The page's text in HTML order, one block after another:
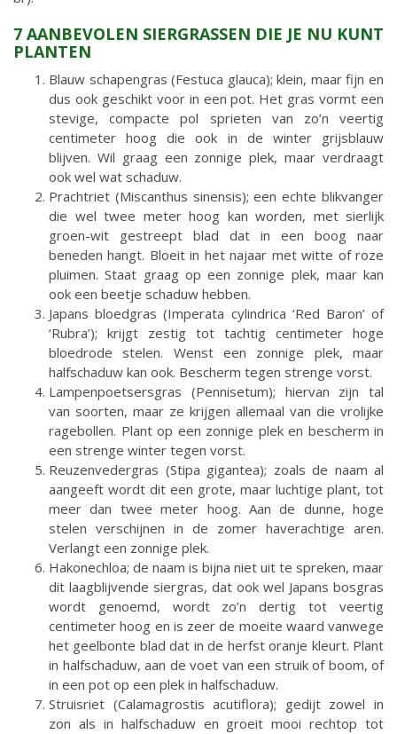
7 AANBEVOLEN SIERGRASSEN DIE JE NU KUNT
PLANTEN
Blauw schapengras (Festuca glauca); klein, maar fijn en
dus ook geschikt voor in een pot. Het gras vormt een
stevige, compacte pol sprieten van zo’n veertig
centimeter hoog die ook in de winter grijsblauw
blijven. Wil graag een zonnige plek, maar verdraagt
ook wel wat schaduw.
Prachtriet (Miscanthus sinensis); een echte blikvanger
die wel twee meter hoog kan worden, met sierlijk
groen-wit gestreept blad dat in een boog naar
beneden hangt. Bloeit in het najaar met witte of roze
pluimen. Staat graag op een zonnige plek, maar kan
ook een beetje schaduw hebben.
Japans bloedgras (Imperata cylindrica ‘Red Baron’ of
‘Rubra’); krijgt zestig tot tachtig centimeter hoge
bloedrode stelen. Wenst een zonnige plek, maar
halfschaduw kan ook. Bescherm tegen strenge vorst.
Lampenpoetsersgras (Pennisetum); hiervan zijn tal
van soorten, maar ze krijgen allemaal van die vrolijke
ragebollen. Plant op een zonnige plek en bescherm in
een strenge winter tegen vorst.
Reuzenvedergras (Stipa gigantea); zoals de naam al
aangeeft wordt dit een grote, maar luchtige plant, tot
meer dan twee meter hoog. Aan de dunne, hoge
stelen verschijnen in de zomer haverachtige aren.
Verlangt een zonnige plek.
Hakonechloa; de naam is bijna niet uit te spreken, maar
dit laagblijvende siergras, dat ook wel Japans bosgras
wordt genoemd, wordt zo’n dertig tot veertig
centimeter hoog en is zeer de moeite waard vanwege
het geelbonte blad dat in de herfst oranje kleurt. Plant
in halfschaduw, aan de voet van een struik of boom, of
in een pot op een plek in halfschaduw.
Struisriet (Calamagrostis acutiflora); gedijt zowel in
zon als in halfschaduw en groeit mooi rechtop tot